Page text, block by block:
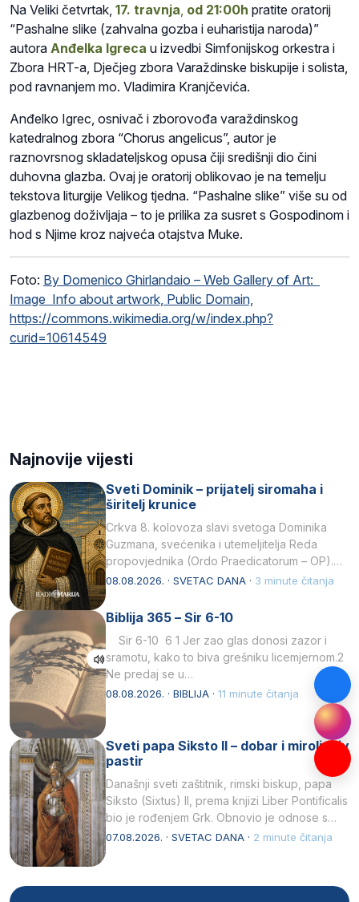
Na Veliki četvrtak, 17. travnja od 21:00h pratite oratorij
“Pashalne slike (zahvalna gozba i euharistija naroda)”
autora Anđelka Igreca u izvedbi Simfonijskog orkestra i
Zbora HRT-a, Dječjeg zbora Varaždinske biskupije i solista,
pod ravnanjem mo. Vladimira Kranjčevića.
Anđelko Igrec, osnivač i zborovođa varaždinskog
katedralnog zbora “Chorus angelicus”, autor je
raznovrsnog skladateljskog opusa čiji središnji dio čini
duhovna glazba. Ovaj je oratorij oblikovao je na temelju
tekstova liturgije Velikog tjedna. “Pashalne slike” više su od
glazbenog doživljaja – to je prilika za susret s Gospodinom i
hod s Njime kroz najveća otajstva Muke.
Foto: By Domenico Ghirlandaio – Web Gallery of Art:
Image Info about artwork, Public Domain,
https://commons.wikimedia.org/w/index.php?
curid=10614549
Najnovije vijesti
Sveti Dominik – prijatelj siromaha i
širitelj krunice
Crkva 8. kolovoza slavi svetoga Dominika
Guzmana, svećenika i utemeljitelja Reda
propovjednika (Ordo Praedicatorum – OP).
Svojim životom, dubokom ljubavlju prema
08.08.2026. · SVETAC DANA · 3 minute čitanja
Biblija 365 – Sir 6-10
Sir 6-10 6 1 Jer zao glas donosi zazor i
sramotu, kako to biva grešniku licemjernom.2
Ne predaj se u…
08.08.2026. · BIBLIJA · 11 minute čitanja
Sveti papa Siksto II – dobar i miroljubiv
pastir
Današnji sveti zaštitnik, rimski biskup, papa
Siksto (Sixtus) II, prema knjizi Liber Pontificalis
bio je rođenjem Grk. Obnovio je odnose s
afričkim…
07.08.2026. · SVETAC DANA · 2 minute čitanja